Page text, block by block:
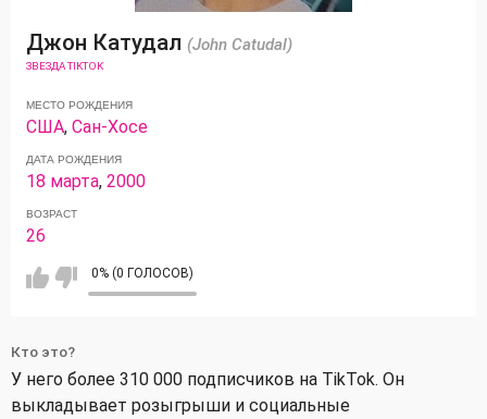
Джон Катудал (John Catudal)
ЗВЕЗДА TIKTOK
МЕСТО РОЖДЕНИЯ
США,Сан-Хосе
ДАТА РОЖДЕНИЯ
18 марта,2000
ВОЗРАСТ
26
0% (0 ГОЛОСОВ)
Кто это?
У него более 310 000 подписчиков на TikTok. Он
выкладывает розыгрыши и социальные